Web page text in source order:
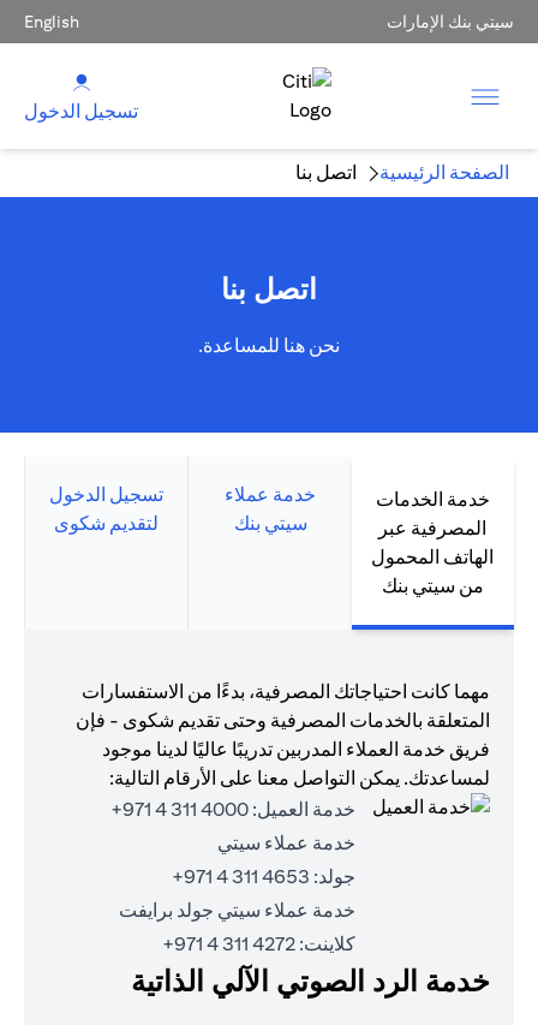
سيتي بنك الإمارات English
تسجيل الدخول
الصفحة الرئيسية اتصل بنا
اتصل بنا
نحن هنا للمساعدة.
خدمة الخدمات
المصرفية عبر
الهاتف المحمول
من سيتي بنك
خدمة عملاء
سيتي بنك
تسجيل الدخول
لتقديم شكوى
مهما كانت احتياجاتك المصرفية، بدءًا من الاستفسارات
المتعلقة بالخدمات المصرفية وحتى تقديم شكوى - فإن
فريق خدمة العملاء المدربين تدريبًا عاليًا لدينا موجود
لمساعدتك. يمكن التواصل معنا على الأرقام التالية:
خدمة العميل: 4000 311 4 971+
خدمة عملاء سيتي
جولد: 4653 311 4 971+
خدمة عملاء سيتي جولد برايفت
كلاينت: 4272 311 4 971+
خدمة الرد الصوتي الآلي الذاتية